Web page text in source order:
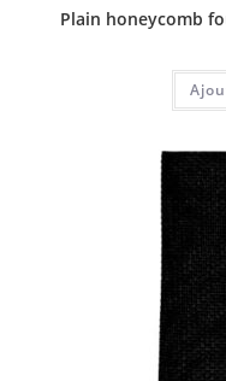
Plain honeycomb